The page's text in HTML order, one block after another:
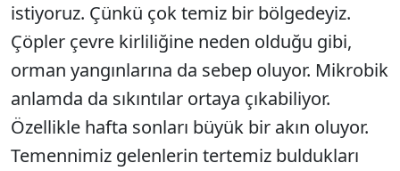
istiyoruz. Çünkü çok temiz bir bölgedeyiz.
Çöpler çevre kirliliğine neden olduğu gibi,
orman yangınlarına da sebep oluyor. Mikrobik
anlamda da sıkıntılar ortaya çıkabiliyor.
Özellikle hafta sonları büyük bir akın oluyor.
Temennimiz gelenlerin tertemiz buldukları